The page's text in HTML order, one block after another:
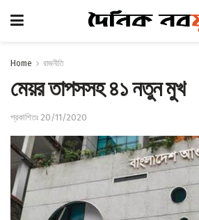
Home রাজনীতি
মেয়র তাপসসহ ৪১ নতুন মুখ
প্রকাশিতঃ 20/11/2020